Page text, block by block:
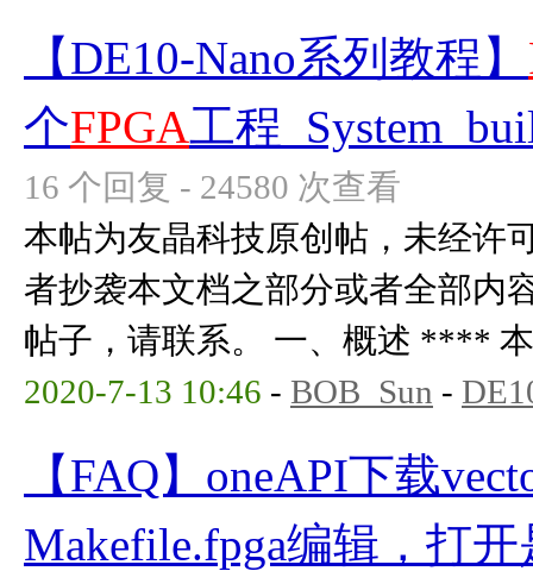
【DE10-Nano系列教程】
个FPGA工程
16 个回复 - 24580 次查看
本帖为友晶科技原创帖，未经许
者抄袭本文档之部分或者全部内
帖子，请联系。 一、概述 ****
2020-7-13 10:46 - BOB_Sun -
【FAQ】oneAPI下载
Makefile.fpga编辑，打